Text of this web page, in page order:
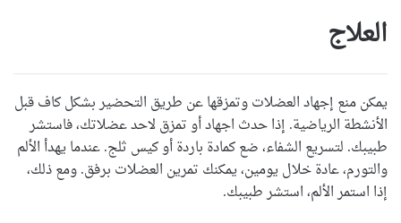
العلاج
يمكن منع إجهاد العضلات وتمزقها عن طريق التحضير بشكل كاف قبل
الأنشطة الرياضية. إذا حدث اجهاد أو تمزق لاحد عضلاتك، فاستشر
طبيبك. لتسريع الشفاء، ضع كمادة باردة أو كيس ثلج. عندما يهدأ الألم
والتورم، عادة خلال يومين، يمكنك تمرين العضلات برفق. ومع ذلك،
إذا استمر الألم، استشر طبيبك.